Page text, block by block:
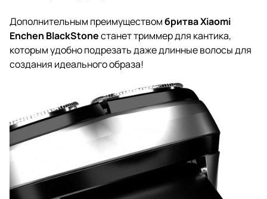
Дополнительным преимуществомбритва Xiaomi
Enchen BlackStoneстанет триммер для кантика,
которым удобно подрезать даже длинные волосы для
создания идеального образа!